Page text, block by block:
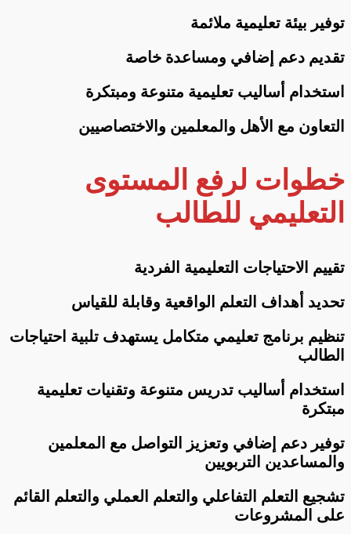
توفير بيئة تعليمية ملائمة
تقديم دعم إضافي ومساعدة خاصة
استخدام أساليب تعليمية متنوعة ومبتكرة
التعاون مع الأهل والمعلمين والاختصاصيين
خطوات لرفع المستوى
التعليمي للطالب
تقييم الاحتياجات التعليمية الفردية
تحديد أهداف التعلم الواقعية وقابلة للقياس
تنظيم برنامج تعليمي متكامل يستهدف تلبية احتياجات
الطالب
استخدام أساليب تدريس متنوعة وتقنيات تعليمية
مبتكرة
توفير دعم إضافي وتعزيز التواصل مع المعلمين
والمساعدين التربويين
تشجيع التعلم التفاعلي والتعلم العملي والتعلم القائم
على المشروعات